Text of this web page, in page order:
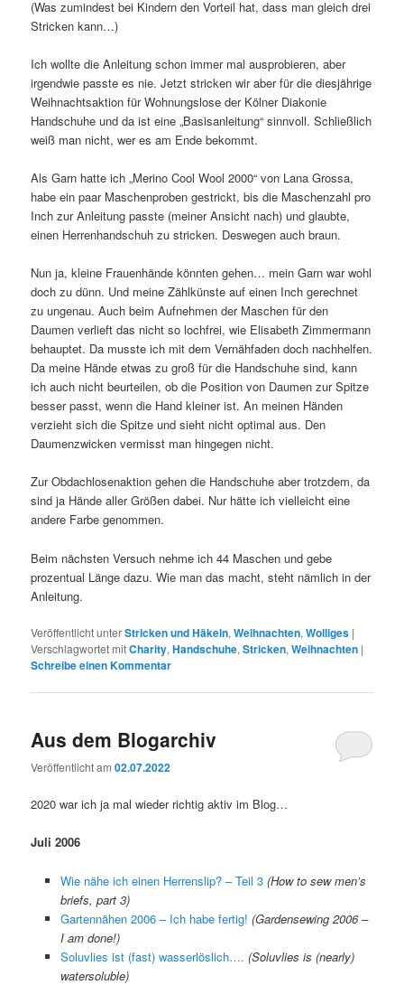
(Was zumindest bei Kindern den Vorteil hat, dass man gleich drei
Stricken kann…)
Ich wollte die Anleitung schon immer mal ausprobieren, aber
irgendwie passte es nie. Jetzt stricken wir aber für die diesjährige
Weihnachtsaktion für Wohnungslose der Kölner Diakonie
Handschuhe und da ist eine „Basisanleitung“ sinnvoll. Schließlich
weiß man nicht, wer es am Ende bekommt.
Als Garn hatte ich „Merino Cool Wool 2000“ von Lana Grossa,
habe ein paar Maschenproben gestrickt, bis die Maschenzahl pro
Inch zur Anleitung passte (meiner Ansicht nach) und glaubte,
einen Herrenhandschuh zu stricken. Deswegen auch braun.
Nun ja, kleine Frauenhände könnten gehen… mein Garn war wohl
doch zu dünn. Und meine Zählkünste auf einen Inch gerechnet
zu ungenau. Auch beim Aufnehmen der Maschen für den
Daumen verlieft das nicht so lochfrei, wie Elisabeth Zimmermann
behauptet. Da musste ich mit dem Vernähfaden doch nachhelfen.
Da meine Hände etwas zu groß für die Handschuhe sind, kann
ich auch nicht beurteilen, ob die Position von Daumen zur Spitze
besser passt, wenn die Hand kleiner ist. An meinen Händen
verzieht sich die Spitze und sieht nicht optimal aus. Den
Daumenzwicken vermisst man hingegen nicht.
Zur Obdachlosenaktion gehen die Handschuhe aber trotzdem, da
sind ja Hände aller Größen dabei. Nur hätte ich vielleicht eine
andere Farbe genommen.
Beim nächsten Versuch nehme ich 44 Maschen und gebe
prozentual Länge dazu. Wie man das macht, steht nämlich in der
Anleitung.
Veröffentlicht unterStricken und Häkeln,Weihnachten,Wolliges |
Verschlagwortet mitCharity,Handschuhe,Stricken,Weihnachten |
Schreibe einen Kommentar
Aus dem Blogarchiv
Veröffentlicht am02.07.2022
2020 war ich ja mal wieder richtig aktiv im Blog…
Juli 2006
Wie nähe ich einen Herrenslip? – Teil 3 (How to sew men’s
briefs, part 3)
Gartennähen 2006 – Ich habe fertig! (Gardensewing 2006 –
I am done!)
Soluvlies ist (fast) wasserlöslich…. (Soluvlies is (nearly)
watersoluble)